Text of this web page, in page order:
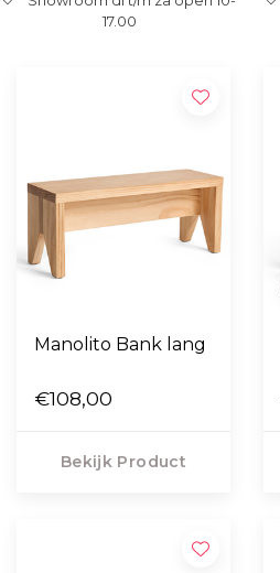
17.00
Manolito Bank lang
€108,00
Bekijk Product